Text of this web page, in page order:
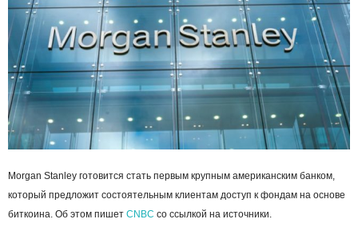
Morgan Stanley готовится стать первым крупным американским банком,
который предложит состоятельным клиентам доступ к фондам на основе
биткоина. Об этом пишет CNBC со ссылкой на источники.